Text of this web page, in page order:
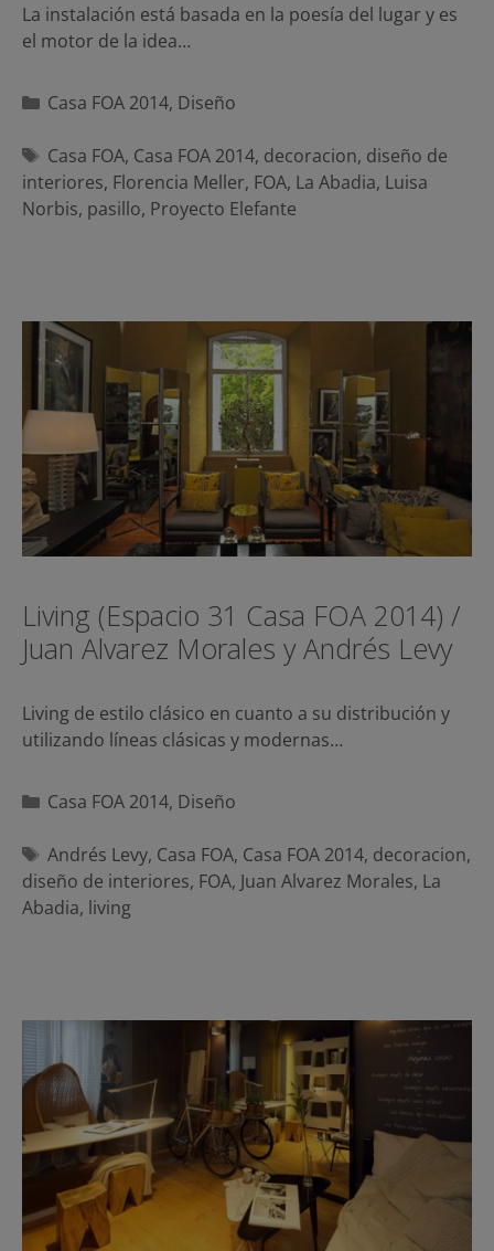
La instalación está basada en la poesía del lugar y es
el motor de la idea…
Categorías
Casa FOA 2014, Diseño
Etiquetas
Casa FOA, Casa FOA 2014, decoracion, diseño de
interiores, Florencia Meller, FOA, La Abadia, Luisa
Norbis, pasillo, Proyecto Elefante
Living (Espacio 31 Casa FOA 2014) /
Juan Alvarez Morales y Andrés Levy
Living de estilo clásico en cuanto a su distribución y
utilizando líneas clásicas y modernas…
Categorías
Casa FOA 2014, Diseño
Etiquetas
Andrés Levy, Casa FOA, Casa FOA 2014, decoracion,
diseño de interiores, FOA, Juan Alvarez Morales, La
Abadia, living